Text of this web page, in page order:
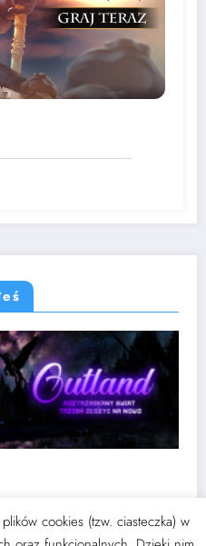
cookies (tzw. ciasteczka) w